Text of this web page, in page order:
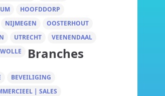
HOOFDDORP
NIJMEGEN
OOSTERHOUT
UTRECHT
VEENENDAAL
Branches
BEVEILIGING
| SALES